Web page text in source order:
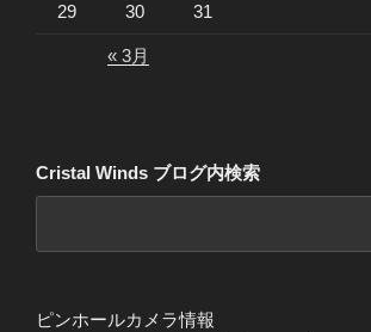
29 30 31
« 3月
Cristal Winds ブログ内検索
ピンホールカメラ情報